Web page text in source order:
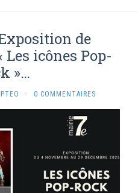
de
icônes Pop-
»…
· 0 COMMENTAIRES